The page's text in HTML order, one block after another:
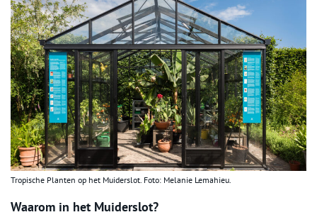
Tropische Planten op het Muiderslot. Foto: Melanie Lemahieu.
Waarom in het Muiderslot?